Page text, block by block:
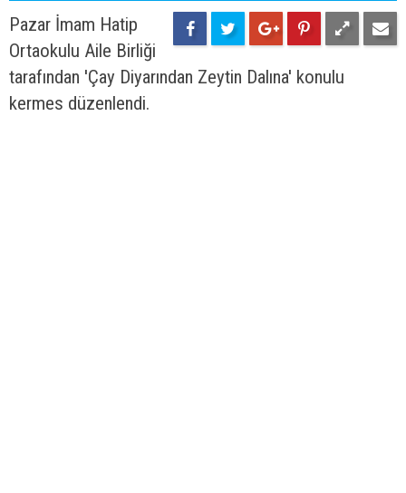
Pazar İmam Hatip
Ortaokulu Aile Birliği
tarafından 'Çay Diyarından Zeytin Dalına' konulu
kermes düzenlendi.